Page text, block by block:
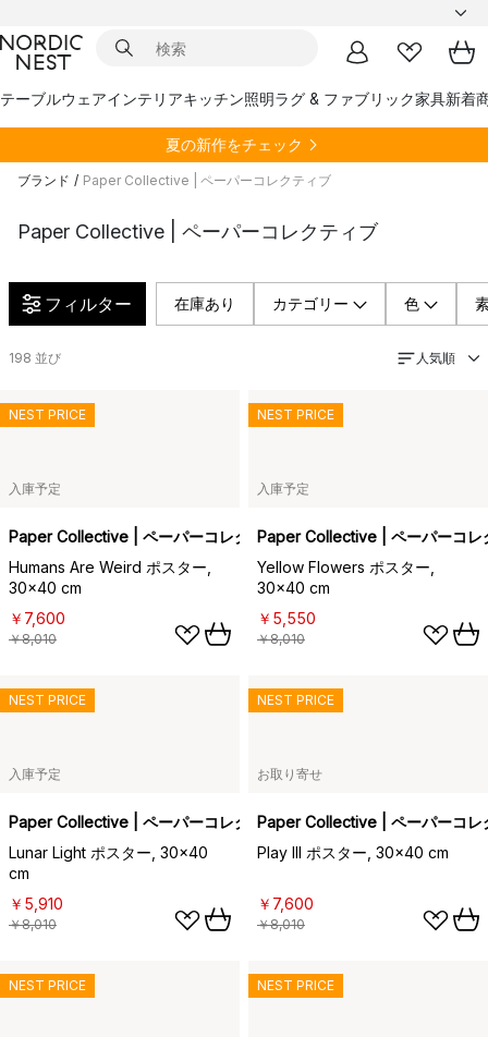
テーブルウェアインテリアキッチン照明ラグ & ファブリック家具新着
夏の新作をチェック
ブランド / Paper Collective | ペーパーコレクティブ
Paper Collective | ペーパーコレクティブ
フィルター 在庫あり カテゴリー 色
198 並び 人気順
入庫予定
Paper Collective | ペーパーコレクティブ
Humans Are Weird ポスター,
30x40 cm
￥7,600
￥8,010
NEST PRICE
入庫予定
Paper Collective | ペーパーコレ
Yellow Flowers ポスター,
30x40 cm
￥5,550
￥8,010
NEST PRICE
入庫予定
Paper Collective | ペーパーコレクティブ
Lunar Light ポスター, 30x40
cm
￥5,910
￥8,010
NEST PRICE
お取り寄せ
Paper Collective | ペーパーコレ
Play III ポスター, 30x40 cm
￥7,600
￥8,010
NEST PRICE
NEST PRICE NEST PRICE